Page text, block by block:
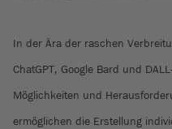
In der Ära der raschen
ChatGPT, Google Bard und
Möglichkeiten und
ermöglichen die Erstellung